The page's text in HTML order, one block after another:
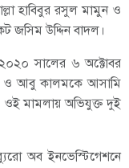
হাবিবুর রসুল মামুন ও
জসিম উদ্দিন বাদল।
সালের ৬ অক্টোবর
ও আবু কালমকে আসামি
ওই মামলায় অভিযুক্ত দুই
অব ইনভেস্টিগেশনে